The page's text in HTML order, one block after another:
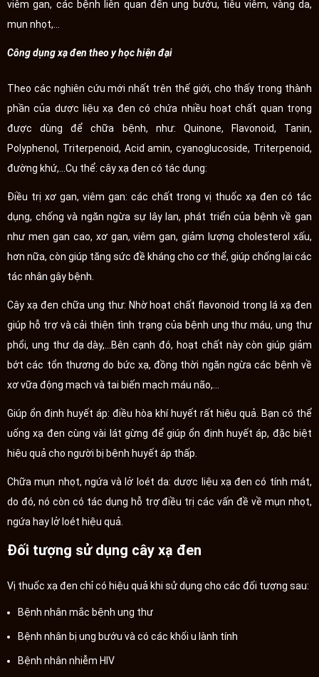
viêm gan, các bệnh liên quan đến ung bướu, tiêu viêm, vàng da,
mụn nhọt,...
Công dụng xạ đen theo y học hiện đại
Theo các nghiên cứu mới nhất trên thế giới, cho thấy trong thành
phần của dược liệu xạ đen có chứa nhiều hoạt chất quan trọng
được dùng để chữa bệnh, như: Quinone, Flavonoid, Tanin,
Polyphenol, Triterpenoid, Acid amin, cyanoglucoside, Triterpenoid,
đường khứ,...Cụ thể: cây xạ đen có tác dụng:
Điều trị xơ gan, viêm gan: các chất trong vị thuốc xạ đen có tác
dụng, chống và ngăn ngừa sự lây lan, phát triển của bệnh về gan
như men gan cao, xơ gan, viêm gan, giảm lượng cholesterol xấu,
hơn nữa, còn giúp tăng sức đề kháng cho cơ thể, giúp chống lại các
tác nhân gây bệnh.
Cây xạ đen chữa ung thư: Nhờ hoạt chất flavonoid trong lá xạ đen
giúp hỗ trợ và cải thiện tình trạng của bệnh ung thư máu, ung thư
phổi, ung thư dạ dày,…Bên cạnh đó, hoạt chất này còn giúp giảm
bớt các tổn thương do bức xạ, đồng thời ngăn ngừa các bệnh về
xơ vữa động mạch và tai biến mạch máu não,...
Giúp ổn định huyết áp: điều hòa khí huyết rất hiệu quả. Bạn có thể
uống xạ đen cùng vài lát gừng để giúp ổn định huyết áp, đặc biệt
hiệu quả cho người bị bệnh huyết áp thấp.
Chữa mụn nhọt, ngứa và lở loét da: dược liệu xạ đen có tính mát,
do đó, nó còn có tác dụng hỗ trợ điều trị các vấn đề về mụn nhọt,
ngứa hay lở loét hiệu quả.
Đối tượng sử dụng cây xạ đen
Vị thuốc xạ đen chỉ có hiệu quả khi sử dụng cho các đối tượng sau:
Bệnh nhân mắc bệnh ung thư
Bệnh nhân bị ung bướu và có các khối u lành tính
Bệnh nhân nhiễm HIV